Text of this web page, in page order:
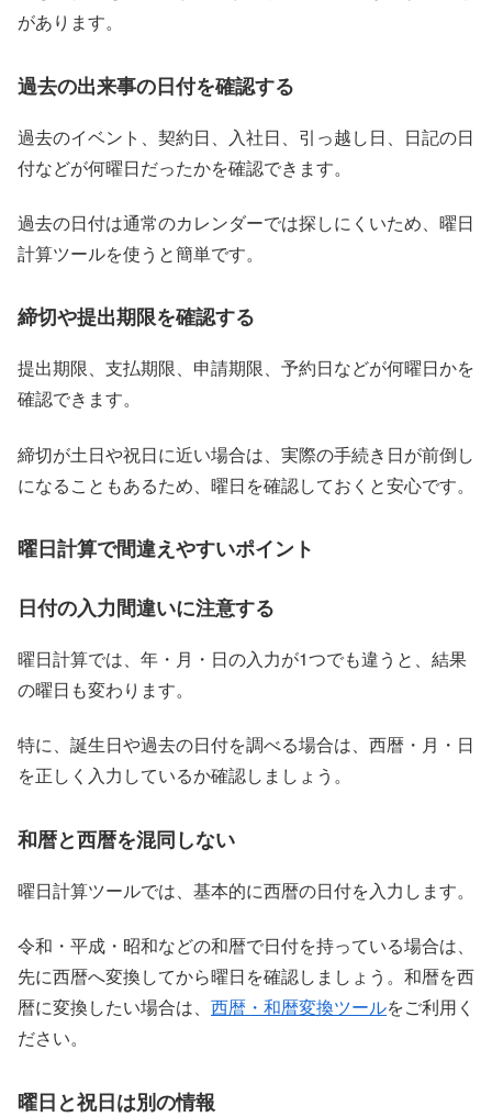
があります。
過去の出来事の日付を確認する
過去のイベント、契約日、入社日、引っ越し日、日記の日
付などが何曜日だったかを確認できます。
過去の日付は通常のカレンダーでは探しにくいため、曜日
計算ツールを使うと簡単です。
締切や提出期限を確認する
提出期限、支払期限、申請期限、予約日などが何曜日かを
確認できます。
締切が土日や祝日に近い場合は、実際の手続き日が前倒し
になることもあるため、曜日を確認しておくと安心です。
曜日計算で間違えやすいポイント
日付の入力間違いに注意する
曜日計算では、年・月・日の入力が1つでも違うと、結果
の曜日も変わります。
特に、誕生日や過去の日付を調べる場合は、西暦・月・日
を正しく入力しているか確認しましょう。
和暦と西暦を混同しない
曜日計算ツールでは、基本的に西暦の日付を入力します。
令和・平成・昭和などの和暦で日付を持っている場合は、
先に西暦へ変換してから曜日を確認しましょう。和暦を西
暦に変換したい場合は、 西暦・和暦変換ツールをご利用く
ださい。
曜日と祝日は別の情報